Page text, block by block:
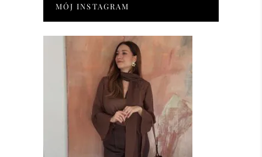
MÓJ INSTAGRAM